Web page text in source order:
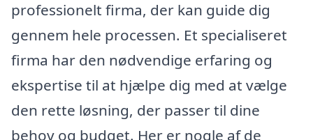
professionelt firma, der kan guide dig
gennem hele processen. Et specialiseret
firma har den nødvendige erfaring og
ekspertise til at hjælpe dig med at vælge
den rette løsning, der passer til dine
behov og budget. Her er nogle af de